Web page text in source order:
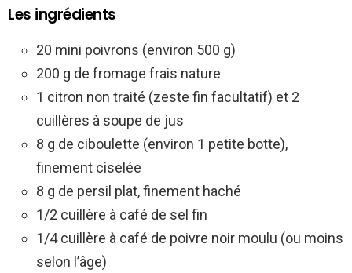
Les ingrédients
20 mini poivrons (environ 500 g)
200 g de fromage frais nature
1 citron non traité (zeste fin facultatif) et 2
cuillères à soupe de jus
8 g de ciboulette (environ 1 petite botte),
finement ciselée
8 g de persil plat, finement haché
1/2 cuillère à café de sel fin
1/4 cuillère à café de poivre noir moulu (ou moins
selon l’âge)